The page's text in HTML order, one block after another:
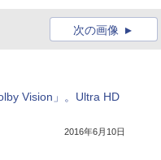
次の画像
Vision」。Ultra HD
2016年6月10日